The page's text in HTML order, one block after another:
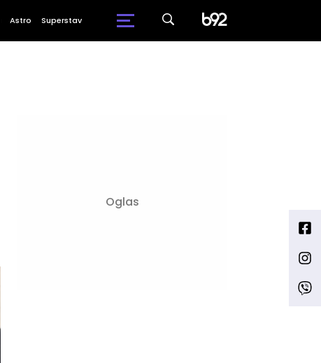
Astro Superstav